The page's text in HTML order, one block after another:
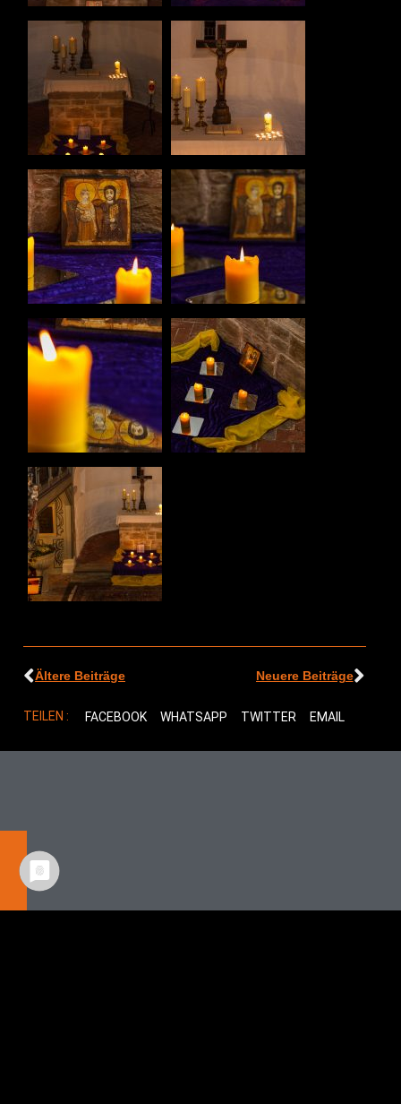
Ältere Beiträge Neuere Beiträge
TEILEN : FACEBOOK WHATSAPP TWITTER EMAIL